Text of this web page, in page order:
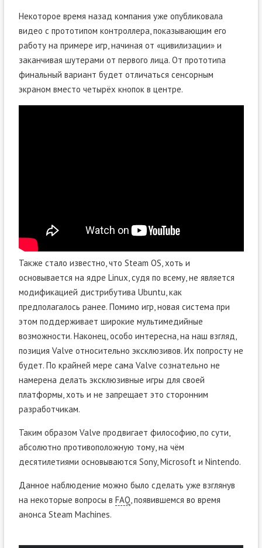
Некоторое время назад компания уже опубликовала
видео с прототипом контроллера, показывающим его
работу на примере игр, начиная от «цивилизации» и
заканчивая шутерами от первого лица. От прототипа
финальный вариант будет отличаться сенсорным
экраном вместо четырёх кнопок в центре.
Также стало известно, что Steam OS, хоть и
основывается на ядре Linux, судя по всему, не является
модификацией дистрибутива Ubuntu, как
предполагалось ранее. Помимо игр, новая система при
этом поддерживает широкие мультимедийные
возможности. Наконец, особо интересна, на наш взгляд,
позиция Valve относительно эксклюзивов. Их попросту не
будет. По крайней мере сама Valve сознательно не
намерена делать эксклюзивные игры для своей
платформы, хоть и не запрещает это сторонним
разработчикам.
Таким образом Valve продвигает философию, по сути,
абсолютно противоположную тому, на чём
десятилетиями основываются Sony, Microsoft и Nintendo.
Данное наблюдение можно было сделать уже взглянув
на некоторые вопросы в FAQ, появившемся во время
анонса Steam Machines.